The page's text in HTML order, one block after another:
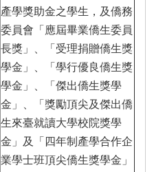
產學獎助金之學生，及僑務
委員會「應屆畢業僑生委員
長獎」、「受理捐贈僑生獎
學金」、「學行優良僑生獎
學金」、「傑出僑生獎學
金」、「獎勵頂尖及傑出僑
生來臺就讀大學校院獎學
金」及「四年制產學合作企
業學士班頂尖僑生獎學金」